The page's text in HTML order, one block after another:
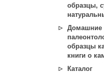
образцы,
Домашние
образцы
книги о
Каталог